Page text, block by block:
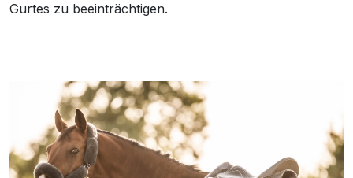
Gurtes zu beeinträchtigen.